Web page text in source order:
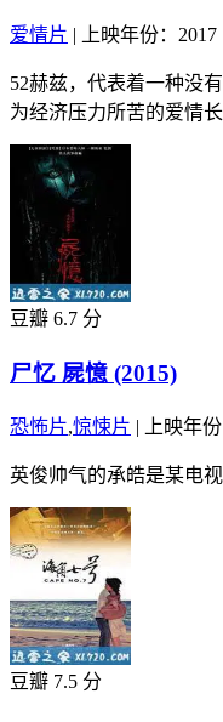
爱情片 | 上映年份：2017
52赫兹，代表着一种没
为经济压力所苦的爱情
豆瓣 6.7 分
尸忆 屍憶 (2015)
恐怖片,惊悚片 | 上映年
英俊帅气的承皓是某电
豆瓣 7.5 分